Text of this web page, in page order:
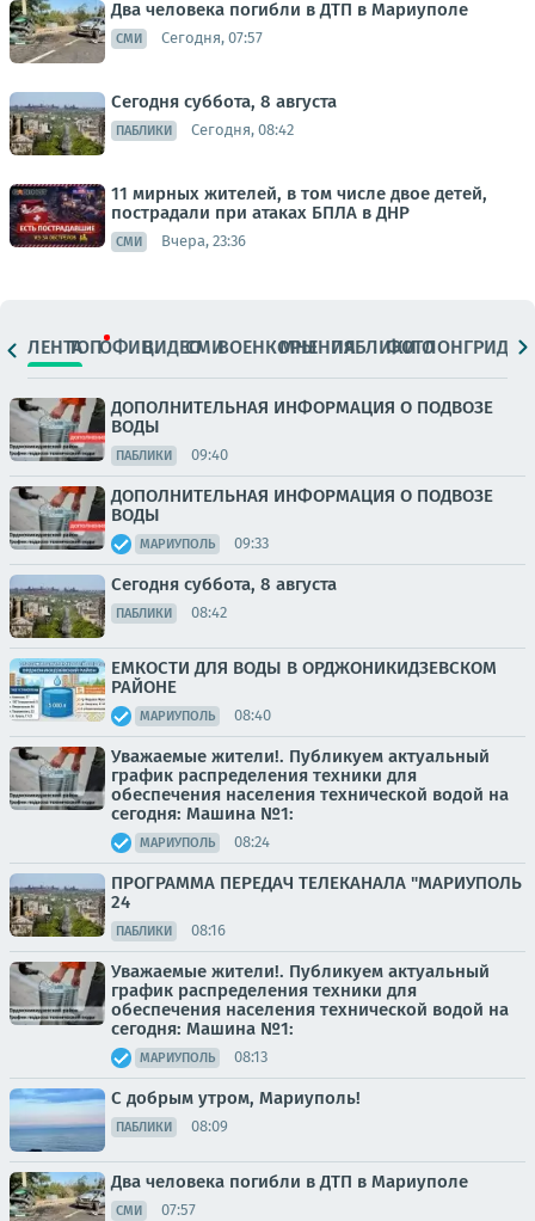
Два человека погибли в ДТП в Мариуполе
СМИ Сегодня, 07:57
Сегодня суббота, 8 августа
ПАБЛИКИ Сегодня, 08:42
11 мирных жителей, в том числе двое детей,
пострадали при атаках БПЛА в ДНР
СМИ Вчера, 23:36
ЛЕНТАТОПОФИЦ.ВИДЕОСМИВОЕНКОРЫМНЕНИЯПАБЛИКИ
ФОТОЛОНГРИДЫ
ДОПОЛНИТЕЛЬНАЯ ИНФОРМАЦИЯ О ПОДВОЗЕ
ВОДЫ
ПАБЛИКИ 09:40
ДОПОЛНИТЕЛЬНАЯ ИНФОРМАЦИЯ О ПОДВОЗЕ
ВОДЫ
МАРИУПОЛЬ 09:33
Сегодня суббота, 8 августа
ПАБЛИКИ 08:42
ЕМКОСТИ ДЛЯ ВОДЫ В ОРДЖОНИКИДЗЕВСКОМ
РАЙОНЕ
МАРИУПОЛЬ 08:40
Уважаемые жители!. Публикуем актуальный
график распределения техники для
обеспечения населения технической водой на
сегодня: Машина №1:
МАРИУПОЛЬ 08:24
ПРОГРАММА ПЕРЕДАЧ ТЕЛЕКАНАЛА "МАРИУПОЛЬ
24
ПАБЛИКИ 08:16
Уважаемые жители!. Публикуем актуальный
график распределения техники для
обеспечения населения технической водой на
сегодня: Машина №1:
МАРИУПОЛЬ 08:13
С добрым утром, Мариуполь!
ПАБЛИКИ 08:09
Два человека погибли в ДТП в Мариуполе
СМИ 07:57